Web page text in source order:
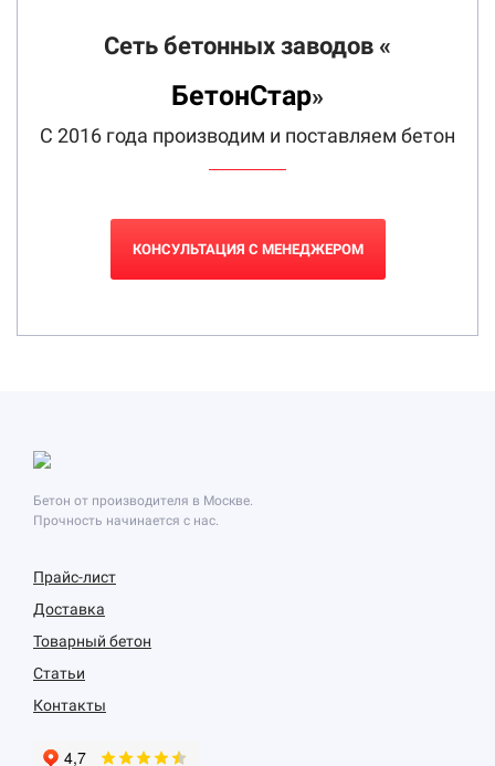
Сеть бетонных заводов «
БетонСтар»
С 2016 года производим и поставляем бетон
КОНСУЛЬТАЦИЯ С МЕНЕДЖЕРОМ
Бетон от производителя в Москве.
Прочность начинается с нас.
Прайс-лист
Доставка
Товарный бетон
Статьи
Контакты